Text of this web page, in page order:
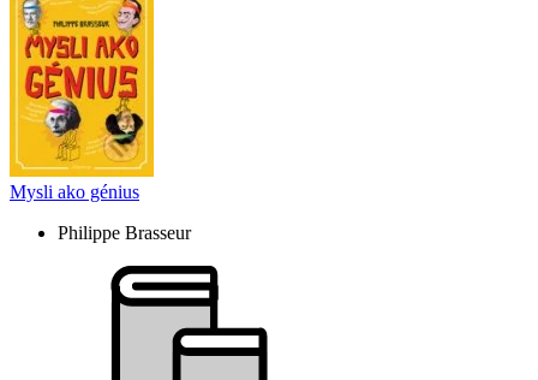
Mysli ako génius
Philippe Brasseur